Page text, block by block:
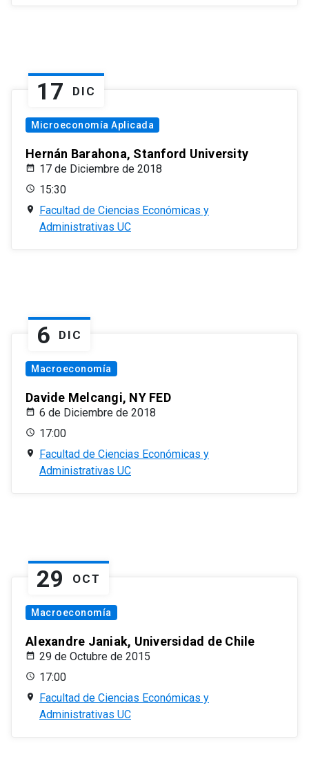
17 DIC
Microeconomía Aplicada
Hernán Barahona, Stanford University
17 de Diciembre de 2018
15:30
Facultad de Ciencias Económicas y
Administrativas UC
6 DIC
Macroeconomía
Davide Melcangi, NY FED
6 de Diciembre de 2018
17:00
Facultad de Ciencias Económicas y
Administrativas UC
29 OCT
Macroeconomía
Alexandre Janiak, Universidad de Chile
29 de Octubre de 2015
17:00
Facultad de Ciencias Económicas y
Administrativas UC